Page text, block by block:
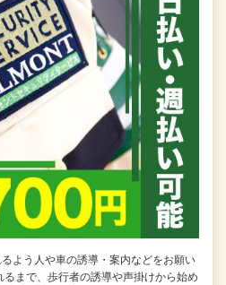
よう人や車の誘導・案内などをお願い
るまで、歩行者の誘導や声掛けから始め